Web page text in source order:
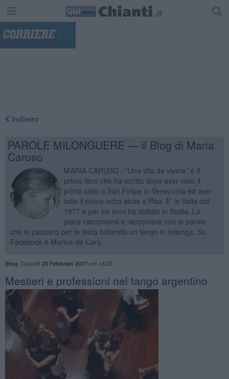
Indietro
PAROLE MILONGUERE — il Blog di Maria
Caruso
MARIA CARUSO - “Una vita da vivere” è il
primo libro che ha scritto dopo aver visto il
primo cielo a San Felipe in Venezuela ed aver
fatto il primo ocho atràs a Pisa. E' in Italia dal
1977 e per tre anni ha abitato in Sicilia. Le
piace raccontarsi e raccontare con le parole
che le passano per la testa ballando un tango in milonga. Su
Facebook è Marina de Caro
Blog Giovedì 23 Febbraio 2017ore 18:23
Mestieri e professioni nel tango argentino